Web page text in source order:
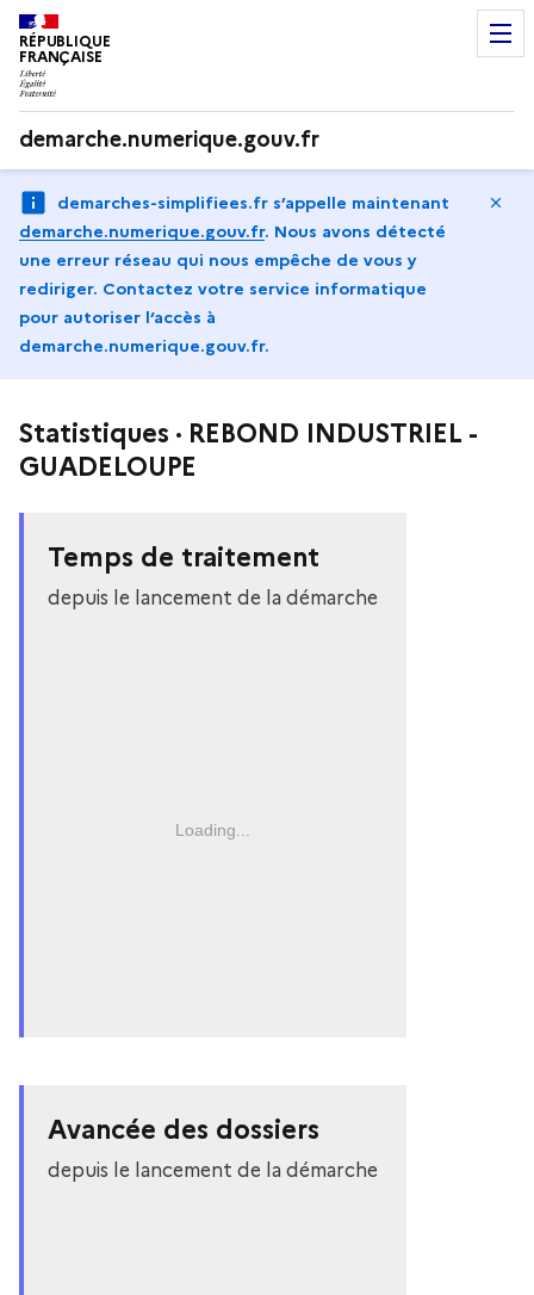
RÉPUBLIQUE
FRANÇAISE
demarche.numerique.gouv.fr
demarches-simplifiees.fr s’appelle maintenant
demarche.numerique.gouv.fr. Nous avons détecté
une erreur réseau qui nous empêche de vous y
rediriger. Contactez votre service informatique
pour autoriser l‘accès à
demarche.numerique.gouv.fr.
Statistiques · REBOND INDUSTRIEL -
GUADELOUPE
Temps de traitement
depuis le lancement de la démarche
Loading...
Avancée des dossiers
depuis le lancement de la démarche